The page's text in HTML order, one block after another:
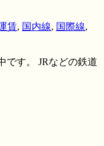
賃, 国内線, 国際線,
です。 JRなどの鉄道